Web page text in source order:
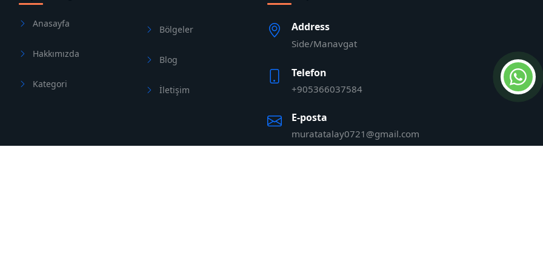
Anasayfa
Hakkımızda
Kategori
Bölgeler
Blog
İletişim
Address
Side/Manavgat
Telefon
+905366037584
E-posta
muratatalay0721@gmail.com